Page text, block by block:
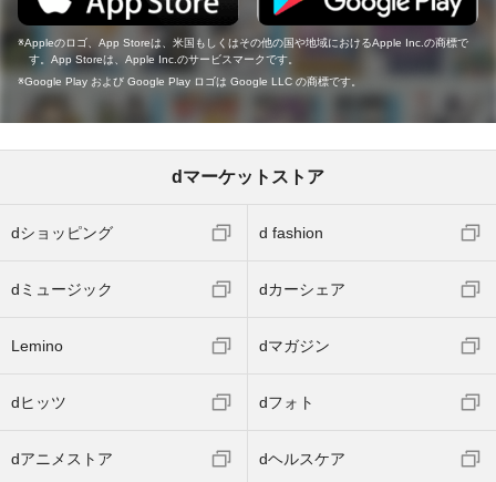
Appleのロゴ、App Storeは、米国もしくはその他の国や地域におけるApple Inc.の商標で
す。App Storeは、Apple Inc.のサービスマークです。
Google Play および Google Play ロゴは Google LLC の商標です。
dマーケットストア
dショッピング d fashion
dミュージック dカーシェア
Lemino dマガジン
dヒッツ dフォト
dアニメストア dヘルスケア